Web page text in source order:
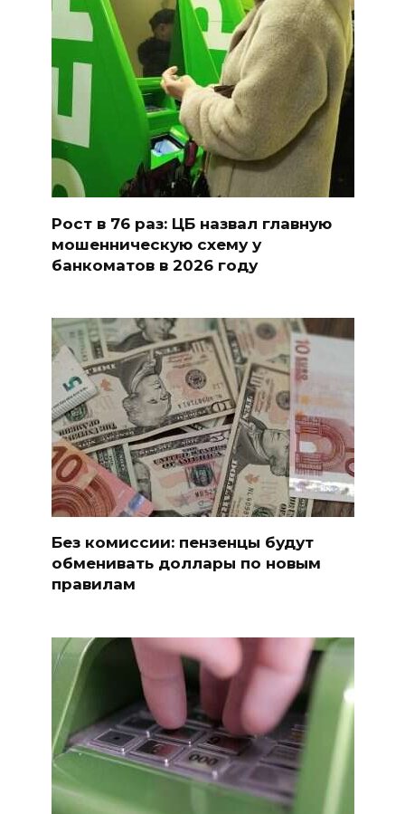
Рост в 76 раз: ЦБ назвал главную
мошенническую схему у
банкоматов в 2026 году
Без комиссии: пензенцы будут
обменивать доллары по новым
правилам